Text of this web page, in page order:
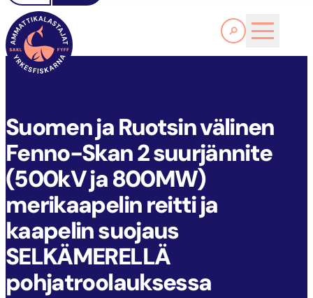
Läs Mer
FYFF
Suomen ja Ruotsin välinen
Fenno-Skan 2 suurjännite
(500kV ja 800MW)
merikaapelin reitti ja
kaapelin suojaus
SELKÄMERELLÄ
pohjatroolauksessa